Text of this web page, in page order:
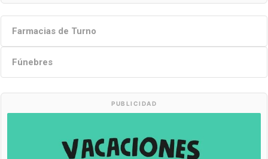
Farmacias de Turno
Fúnebres
PUBLICIDAD